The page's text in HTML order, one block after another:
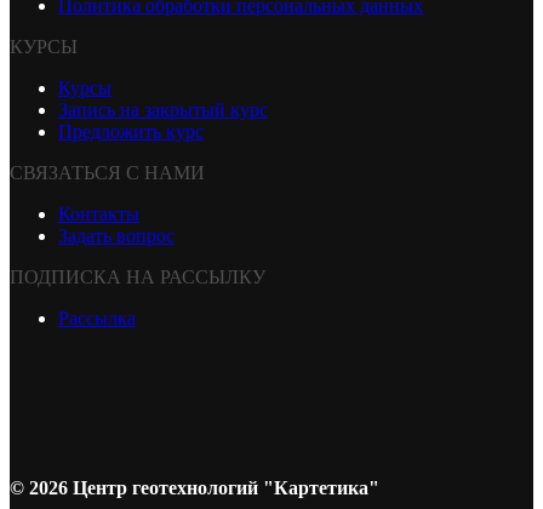
Политика обработки персональных данных
КУРСЫ
Курсы
Запись на закрытый курс
Предложить курс
СВЯЗАТЬСЯ С НАМИ
Контакты
Задать вопрос
ПОДПИСКА НА РАССЫЛКУ
Рассылка
© 2026 Центр геотехнологий "Картетика"